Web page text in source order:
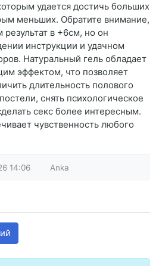
удается достичь больших
меньших. Обратите внимание,
в +6см, но он
инструкции и удачном
Натуральный гель обладает
эффектом, что позволяет
длительность полового
снять психологическое
секс более интересным.
чувственность любого
14:06 Anka